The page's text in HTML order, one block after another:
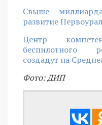
Свыше
развитие
Центр
беспилотного
создадут на
Фото: ДИП